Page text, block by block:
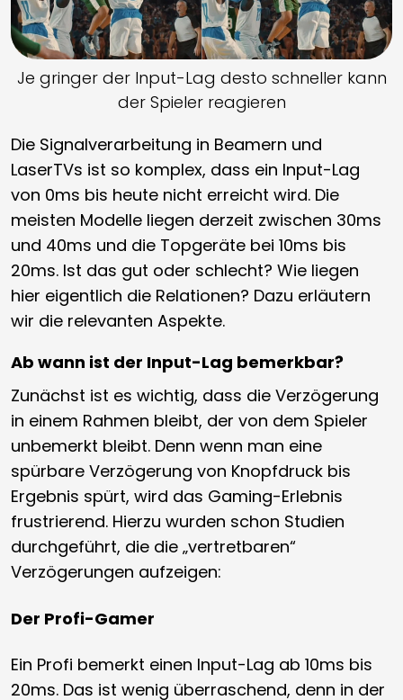
Je gringer der Input-Lag desto schneller kann
der Spieler reagieren
Die Signalverarbeitung in Beamern und
LaserTVs ist so komplex, dass ein Input-Lag
von 0ms bis heute nicht erreicht wird. Die
meisten Modelle liegen derzeit zwischen 30ms
und 40ms und die Topgeräte bei 10ms bis
20ms. Ist das gut oder schlecht? Wie liegen
hier eigentlich die Relationen? Dazu erläutern
wir die relevanten Aspekte.
Ab wann ist der Input-Lag bemerkbar?
Zunächst ist es wichtig, dass die Verzögerung
in einem Rahmen bleibt, der von dem Spieler
unbemerkt bleibt. Denn wenn man eine
spürbare Verzögerung von Knopfdruck bis
Ergebnis spürt, wird das Gaming-Erlebnis
frustrierend. Hierzu wurden schon Studien
durchgeführt, die die „vertretbaren“
Verzögerungen aufzeigen:
Der Profi-Gamer
Ein Profi bemerkt einen Input-Lag ab 10ms bis
20ms. Das ist wenig überraschend, denn in der